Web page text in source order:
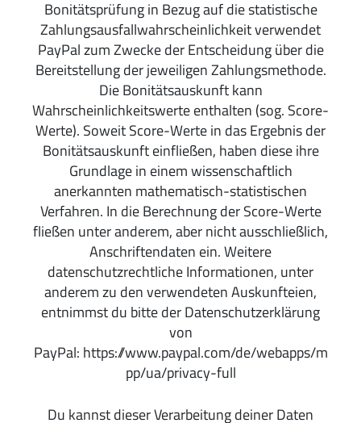
Bonitätsprüfung in Bezug auf die statistische
Zahlungsausfallwahrscheinlichkeit verwendet
PayPal zum Zwecke der Entscheidung über die
Bereitstellung der jeweiligen Zahlungsmethode.
Die Bonitätsauskunft kann
Wahrscheinlichkeitswerte enthalten (sog. Score-
Werte). Soweit Score-Werte in das Ergebnis der
Bonitätsauskunft einfließen, haben diese ihre
Grundlage in einem wissenschaftlich
anerkannten mathematisch-statistischen
Verfahren. In die Berechnung der Score-Werte
fließen unter anderem, aber nicht ausschließlich,
Anschriftendaten ein. Weitere
datenschutzrechtliche Informationen, unter
anderem zu den verwendeten Auskunfteien,
entnimmst du bitte der Datenschutzerklärung
von
PayPal: https://www.paypal.com/de/webapps/m
pp/ua/privacy-full
Du kannst dieser Verarbeitung deiner Daten